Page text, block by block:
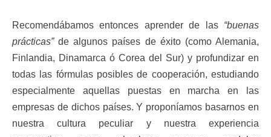
Recomendábamos entonces aprender de las “buenas
prácticas”de algunos países de éxito (como Alemania,
Finlandia, Dinamarca ó Corea del Sur) y profundizar en
todas las fórmulas posibles de cooperación, estudiando
especialmente aquellas puestas en marcha en las
empresas de dichos países. Y proponíamos basarnos en
nuestra cultura peculiar y nuestra experiencia